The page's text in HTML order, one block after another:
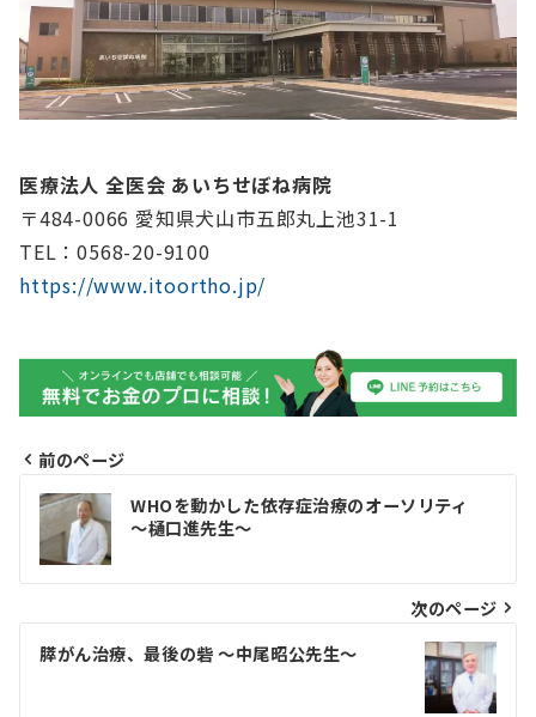
医療法人 全医会 あいちせぼね病院
〒484-0066 愛知県犬山市五郎丸上池31-1
TEL：0568-20-9100
https://www.itoortho.jp/
投
稿
ナ
ビ
ゲ
前のページ
WHOを動かした依存症治療のオーソリティ
～樋口進先生～
次のページ
膵がん治療、最後の砦 〜中尾昭公先生〜